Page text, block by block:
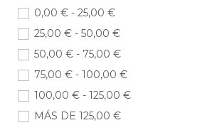
0,00 € - 25,00 €
25,00 € - 50,00 €
50,00 € - 75,00 €
75,00 € - 100,00 €
100,00 € - 125,00 €
MÁS DE 125,00 €